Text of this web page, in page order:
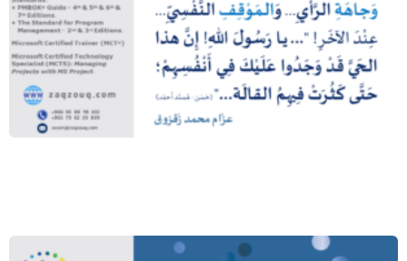
حين وجد الأنصار في أنفسهم على الرسول
ﷺ